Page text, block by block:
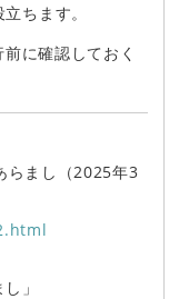
ちます。
に確認しておく
らまし（2025年3
」